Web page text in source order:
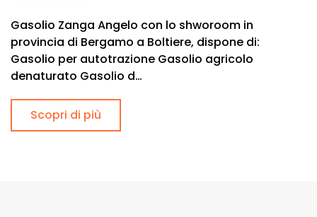
Gasolio Zanga Angelo con lo shworoom in
provincia di Bergamo a Boltiere, dispone di:
Gasolio per autotrazione Gasolio agricolo
denaturato Gasolio d…
Scopri di più